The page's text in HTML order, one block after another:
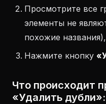
Просмотрите все
элементы не
похожие
Нажмите кнопку
Что происходит
«Удалить дубли»: